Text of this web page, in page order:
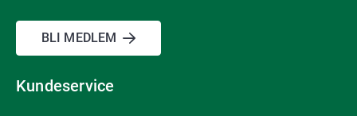
BLI MEDLEM
Kundeservice